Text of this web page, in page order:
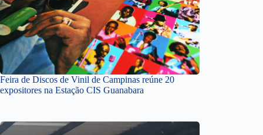
Feira de Discos de Vinil de Campinas reúne 20
expositores na Estação CIS Guanabara